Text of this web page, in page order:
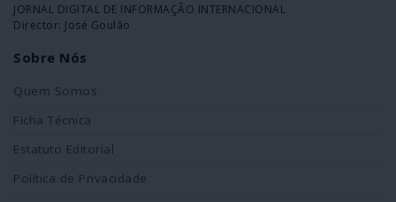
JORNAL DIGITAL DE INFORMAÇÃO INTERNACIONAL
Director: José Goulão
Sobre Nós
Quem Somos
Ficha Técnica
Estatuto Editorial
Política de Privacidade